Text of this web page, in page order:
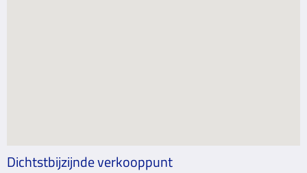
Dichtstbijzijnde verkooppunt